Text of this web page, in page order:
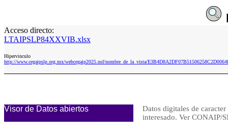
Acceso directo:
LTAIPSLP84XXVIB.xlsx
Hipervinculo
http://www.cegaipslp.org.mx/webcegaip2025.nsf/nombre_de_la_vista/
Visor de Datos abiertos
Datos digitales de
interesado. Ver CONAIP/